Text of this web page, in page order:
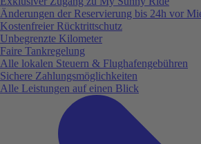
Änderungen der Reservierung bis 24h vor
Kostenfreier Rücktrittschutz
Unbegrenzte Kilometer
Faire Tankregelung
Alle lokalen Steuern & Flughafengebühren
Sichere Zahlungsmöglichkeiten
Alle Leistungen auf einen Blick